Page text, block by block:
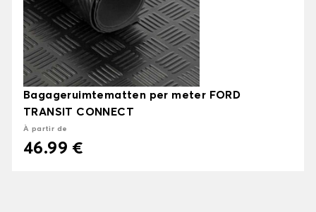
Bagageruimtematten per meter FORD
TRANSIT CONNECT
À partir de
46.99 €